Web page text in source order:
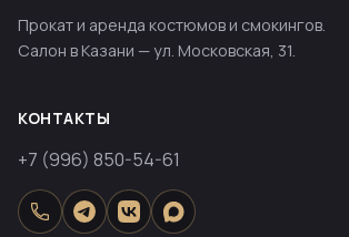
Прокат и аренда костюмов и смокингов.
Салон в Казани — ул. Московская, 31.
КОНТАКТЫ
+7 (996) 850-54-61